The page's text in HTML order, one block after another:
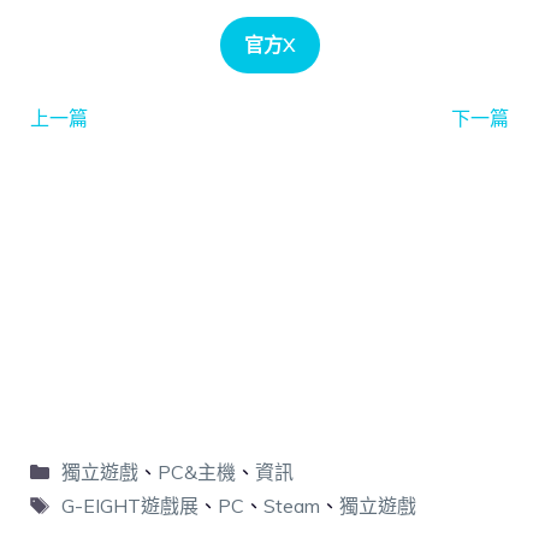
官方X
上一篇 下一篇
獨立遊戲、 PC&主機、 資訊
G-EIGHT遊戲展、 PC 、 Steam 、 獨立遊戲